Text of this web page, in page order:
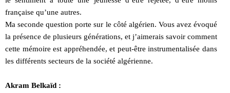
française qu’une autres.
Ma seconde question porte sur le côté algérien. Vous avez évoqué
la présence de plusieurs générations, et j’aimerais savoir comment
cette mémoire est appréhendée, et peut-être instrumentalisée dans
les différents secteurs de la société algérienne.
Akram Belkaïd :